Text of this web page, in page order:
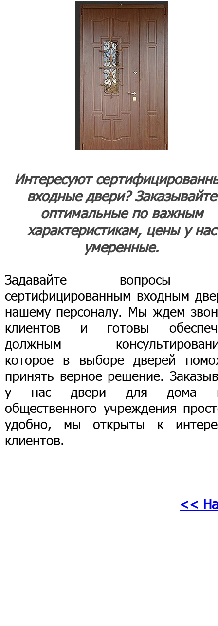
Интересуют
входные двери? Заказывайте
оптимальные по важным
характеристикам, цены у нас
умеренные.
Задавайте вопросы
сертифицированным входным
нашему персоналу. Мы ждем
клиентов и готовы
должным
которое в выборе дверей
принять верное решение.
у нас двери для дома
общественного учреждения
удобно, мы открыты к
клиентов.
<<